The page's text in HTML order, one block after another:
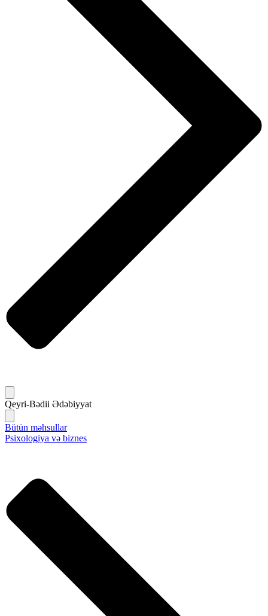
Qeyri-Bədii Ədəbiyyat
Bütün məhsullar
Psixologiya və biznes